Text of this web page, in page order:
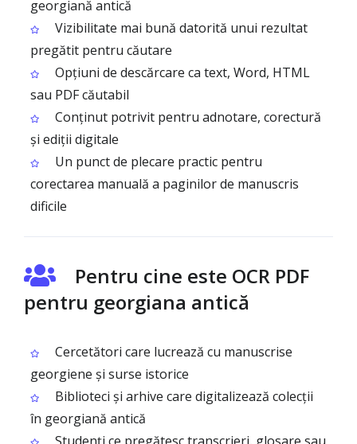
georgiană antică
Vizibilitate mai bună datorită unui rezultat
pregătit pentru căutare
Opțiuni de descărcare ca text, Word, HTML
sau PDF căutabil
Conținut potrivit pentru adnotare, corectură
și ediții digitale
Un punct de plecare practic pentru
corectarea manuală a paginilor de manuscris
dificile
Pentru cine este OCR PDF
pentru georgiana antică
Cercetători care lucrează cu manuscrise
georgiene și surse istorice
Biblioteci și arhive care digitalizează colecții
în georgiană antică